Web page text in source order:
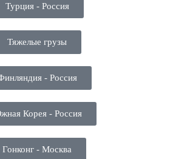
Турция - Россия
Тяжелые грузы
- Россия
Корея - Россия
Гонконг - Москва